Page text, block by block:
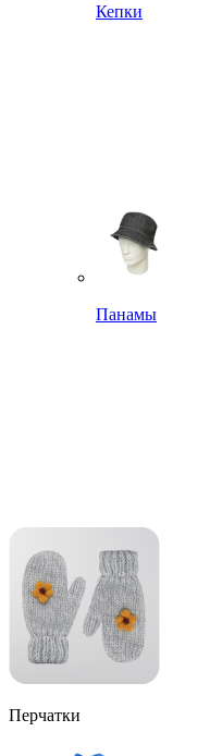
Кепки
Панамы
Перчатки